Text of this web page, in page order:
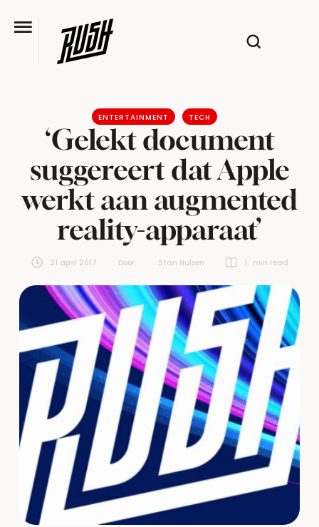
ENTERTAINMENT TECH
‘Gelekt document
suggereert dat Apple
werkt aan augmented
reality-apparaat’
21 april 2017 Door: Stan Hulsen 1 min read